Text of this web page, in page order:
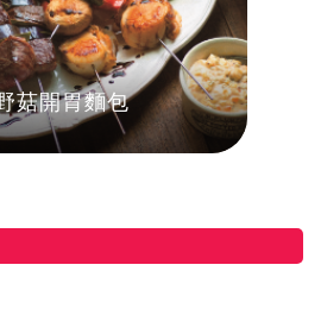
菇開胃麵包